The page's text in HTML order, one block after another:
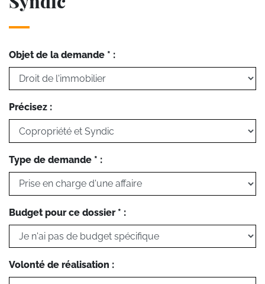
Objet de la demande * :
Précisez :
Type de demande * :
Budget pour ce dossier * :
Volonté de réalisation :